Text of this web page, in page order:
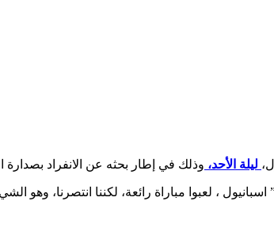
ليلة الأحد، وذلك في إطار بحثه عن الانفراد بصدارة الليغا
” اسبانيول ، لعبوا مباراة رائعة، لكننا انتصرنا،